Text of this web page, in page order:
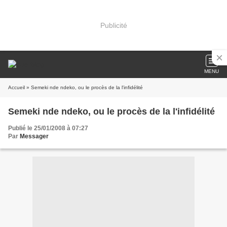
Publicité
MENU
Accueil » Semeki nde ndeko, ou le procès de la l'infidélité
Semeki nde ndeko, ou le procès de la l'infidélité
Publié le 25/01/2008 à 07:27
Par Messager